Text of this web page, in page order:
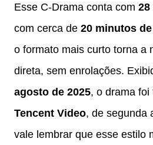
Esse C-Drama conta com
com cerca de 20 minutos
o formato mais curto torna a
direta, sem enrolações.
agosto de 2025, o drama
Tencent Video, de segunda
vale lembrar que esse estilo